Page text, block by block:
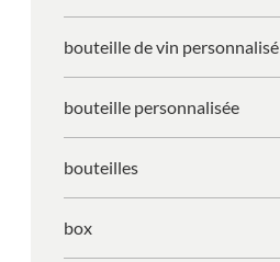
bouteille de vin personnalisé
bouteille personnalisée
bouteilles
box